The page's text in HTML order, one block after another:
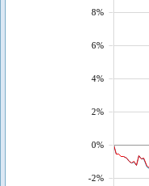
-2%
0%
2%
4%
6%
8%